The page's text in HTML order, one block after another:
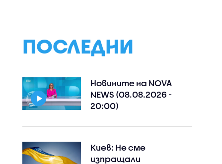
ПОСЛЕДНИ
Новините на NOVA
NEWS (08.08.2026 -
20:00)
Киев: Не сме
изпращали